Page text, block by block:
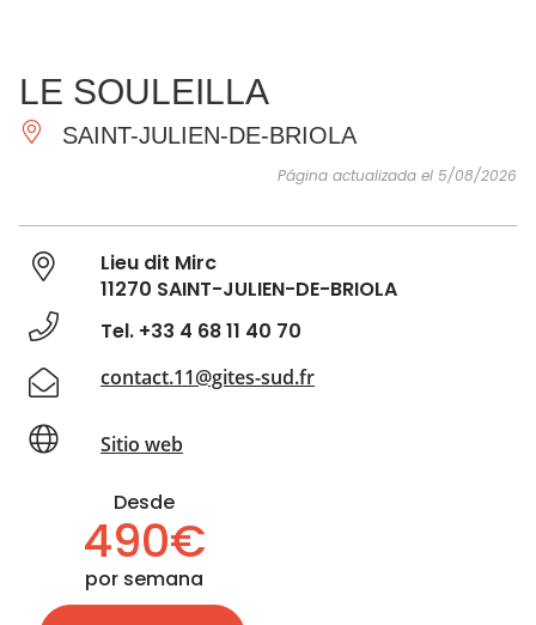
IMPRESCINDIBLES
HACER
LE SOULEILLA
SAINT-JULIEN-DE-BRIOLA
Página actualizada el 5/08/2026
Lieu dit Mirc
11270 SAINT-JULIEN-DE-BRIOLA
Tel. +33 4 68 11 40 70
contact.11@gites-sud.fr
Sitio web
Desde
490€
por semana